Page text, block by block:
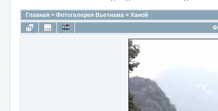
Главная > Фотогалерея Вьетнама > Ханой